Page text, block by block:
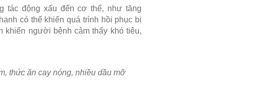
tác động xấu đến cơ thể, như tăng
có thể khiến quá trình hồi phục bị
khiến người bệnh cảm thấy khó tiêu,
thức ăn cay nóng, nhiều dầu mỡ